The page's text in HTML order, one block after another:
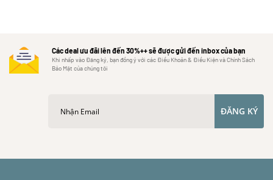
Các deal ưu đãi lên đến 30%++ sẽ được gửi đến inbox của bạn
Khi nhấp vào Đăng ký, bạn đồng ý với các Điều Khoản & Điều Kiện và Chính Sách
Bảo Mật của chúng tôi
ĐĂNG KÝ